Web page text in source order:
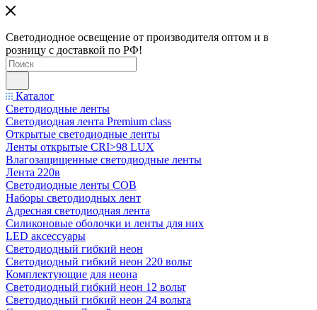
Светодиодное освещение от производителя оптом и в
розницу с доставкой по РФ!
Каталог
Светодиодные ленты
Светодиодная лента Premium class
Открытые светодиодные ленты
Ленты открытые CRI>98 LUX
Влагозащищенные светодиодные ленты
Лента 220в
Светодиодные ленты COB
Наборы светодиодных лент
Адресная светодиодная лента
Силиконовые оболочки и ленты для них
LED аксессуары
Светодиодный гибкий неон
Светодиодный гибкий неон 220 вольт
Комплектующие для неона
Светодиодный гибкий неон 12 вольт
Светодиодный гибкий неон 24 вольта